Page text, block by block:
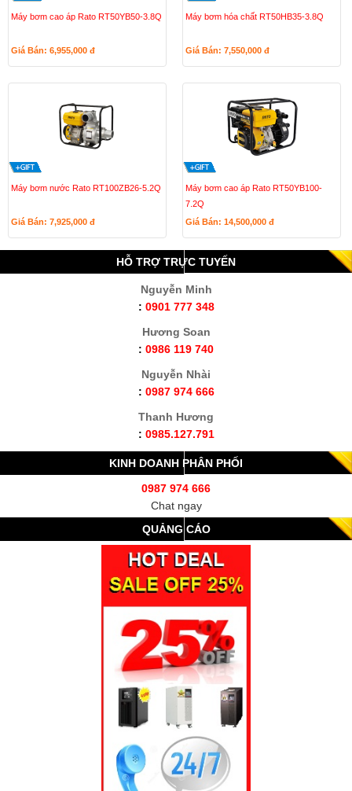
Máy bơm cao áp Rato RT50YB50-3.8Q
Giá Bán: 6,955,000 đ
Máy bơm hóa chất RT50HB35-3.8Q
Giá Bán: 7,550,000 đ
Máy bơm nước Rato RT100ZB26-5.2Q
Giá Bán: 7,925,000 đ
Máy bơm cao áp Rato RT50YB100-
7.2Q
Giá Bán: 14,500,000 đ
HỖ TRỢ TRỰC TUYẾN
Nguyễn Minh
: 0901 777 348
Hương Soan
: 0986 119 740
Nguyễn Nhài
: 0987 974 666
Thanh Hương
: 0985.127.791
KINH DOANH PHÂN PHỐI
0987 974 666
Chat ngay
QUẢNG CÁO